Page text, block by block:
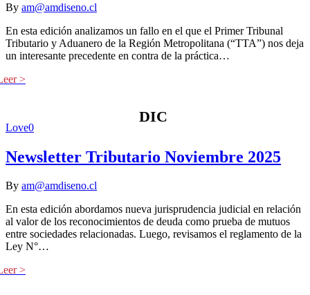
By am@amdiseno.cl
En esta edición analizamos un fallo en el que el Primer Tribunal
Tributario y Aduanero de la Región Metropolitana (“TTA”) nos deja
un interesante precedente en contra de la práctica…
DIC
Love0
Newsletter Tributario Noviembre 2025
By am@amdiseno.cl
En esta edición abordamos nueva jurisprudencia judicial en relación
al valor de los reconocimientos de deuda como prueba de mutuos
entre sociedades relacionadas. Luego, revisamos el reglamento de la
Ley N°…